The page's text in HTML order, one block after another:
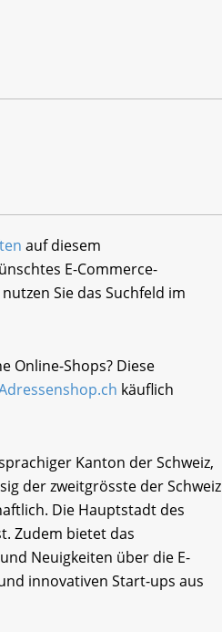
auf diesem
E-Commerce-
Sie das Suchfeld im
Online-Shops? Diese
käuflich
Kanton der Schweiz,
der zweitgrösste der Schweiz
Die Hauptstadt des
Zudem bietet das
Neuigkeiten über die E-
innovativen Start-ups aus